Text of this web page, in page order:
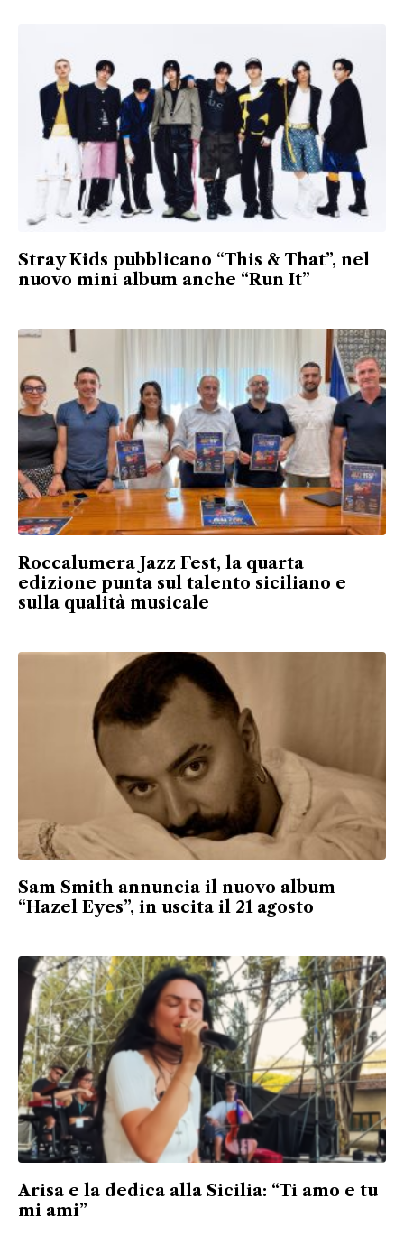
Stray Kids pubblicano “This & That”, nel
nuovo mini album anche “Run It”
Roccalumera Jazz Fest, la quarta
edizione punta sul talento siciliano e
sulla qualità musicale
Sam Smith annuncia il nuovo album
“Hazel Eyes”, in uscita il 21 agosto
Arisa e la dedica alla Sicilia: “Ti amo e tu
mi ami”